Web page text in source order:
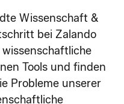
accordion
accordion
Wissenschaft &
bei Zalando
Tools und finden
Probleme unserer